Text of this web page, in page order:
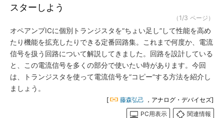
スターしよう
（1/3 ページ）
オペアンプICに個別トランジスタを“ちょい足し”して性能を高め
たり機能を拡充したりできる定番回路集。これまで何度か、電流
信号を扱う回路について解説してきました。回路を設計している
と、この電流信号を多くの部分で使いたい時があります。今回
は、トランジスタを使って電流信号を“コピー”する方法を紹介し
ましょう。
[ 藤森弘己 ，アナログ・デバイセズ]
PC用表示
関連情報